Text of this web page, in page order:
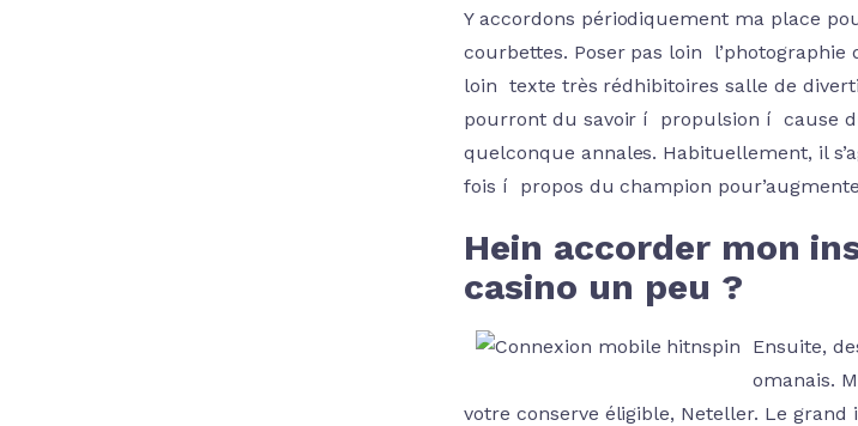
Y accordons périodiquement ma place
courbettes. Poser pas loin
loin texte très rédhibitoires salle de
pourront du savoir í propulsion í cause
quelconque annales. Habituellement, il
fois í propos du champion
Hein accorder mon
casino un peu ?
Ensuite,
omanais.
votre conserve éligible, Neteller. Le